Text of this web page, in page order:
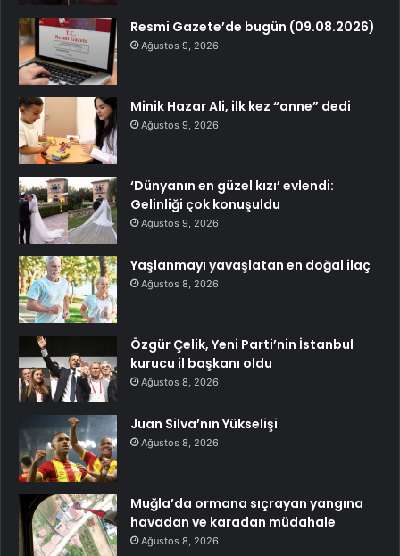
Resmi Gazete’de bugün (09.08.2026)
Ağustos 9, 2026
Minik Hazar Ali, ilk kez “anne” dedi
Ağustos 9, 2026
‘Dünyanın en güzel kızı’ evlendi:
Gelinliği çok konuşuldu
Ağustos 9, 2026
Yaşlanmayı yavaşlatan en doğal ilaç
Ağustos 8, 2026
Özgür Çelik, Yeni Parti’nin İstanbul
kurucu il başkanı oldu
Ağustos 8, 2026
Juan Silva’nın Yükselişi
Ağustos 8, 2026
Muğla’da ormana sıçrayan yangına
havadan ve karadan müdahale
Ağustos 8, 2026